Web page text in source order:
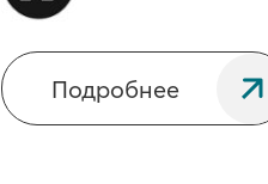
Подробнее